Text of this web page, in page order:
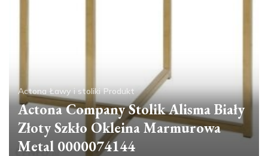
Actona Ławy i stoliki Produkt
Actona Company Stolik Alisma Biały
Złoty Szkło Okleina Marmurowa
Metal 0000074144